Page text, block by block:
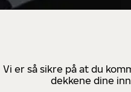
Vi er så sikre på at du
dekkene dine